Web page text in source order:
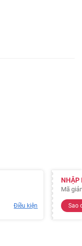
Điều kiện
NHẬP
Mã
Sao